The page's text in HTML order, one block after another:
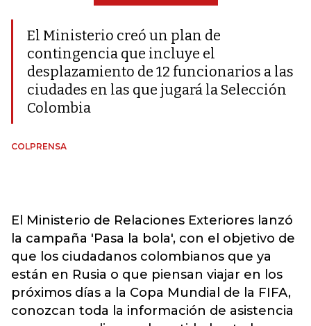
El Ministerio creó un plan de
contingencia que incluye el
desplazamiento de 12 funcionarios a las
ciudades en las que jugará la Selección
Colombia
COLPRENSA
El Ministerio de Relaciones Exteriores lanzó
la campaña 'Pasa la bola', con el objetivo de
que los ciudadanos colombianos que ya
están en Rusia o que piensan viajar en los
próximos días a la Copa Mundial de la FIFA,
conozcan toda la información de asistencia